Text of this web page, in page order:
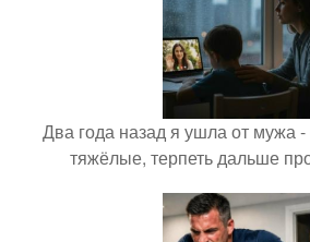
Два года назад я ушла от мужа
тяжёлые, терпеть дальше